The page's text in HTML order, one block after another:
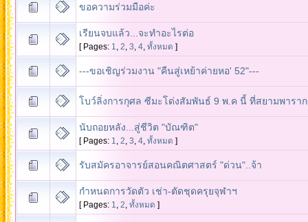
ขอความร่วมมือค่ะ
เรียนจบแล้ว...จะทำอะไรต่อ
[ Pages: 1 2 3 4, ทั้งหมด ]
---ขอเชิญร่วมงาน "คืนสู่เหย้าค่ายหอ' 52"---
โบว์ลิ่งการกุศล ซีมะโด่งสัมพันธ์ 9 พ.ค นี้ ที่สยามพารา
นับถอยหลัง...สู่ชีวิต "บัณฑิต"
[ Pages: 1 2 3 4, ทั้งหมด ]
รับสมัครอาจารย์สอนคณิตศาสตร์ "ด่วน"..จ้า
กำหนดการวัดตัว เช่า-ตัดชุดครุยจุฬาฯ
[ Pages: 1 2 ทั้งหมด ]